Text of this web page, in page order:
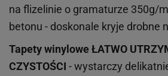
na flizelinie o gramaturze 350g/
betonu - doskonale kryje drobne
Tapety winyloweŁATWO
CZYSTOŚCI - wystarczy